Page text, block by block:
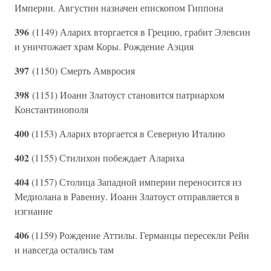
Империи. Августин назначен епископом Гиппона
396 (1149) Аларих вторгается в Грецию, грабит Элевсин
и уничтожает храм Коры. Рождение Аэция
397 (1150) Смерть Амвросия
398 (1151) Иоанн Златоуст становится патриархом
Константинополя
400(1153) Аларих вторгается в Северную Италию
402(1155) Стилихон побеждает Алариха
404(1157) Столица Западной империи переносится из
Медиолана в Равенну. Иоанн Златоуст отправляется в
изгнание
406(1159) Рождение Аттилы. Германцы пересекли Рейн
и навсегда остались там